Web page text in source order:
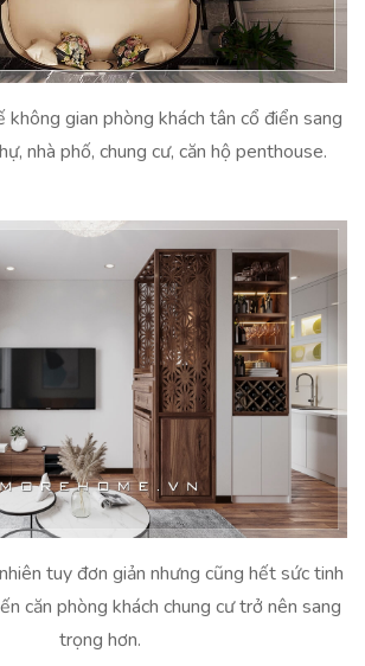
không gian phòng khách tân cổ điển sang
nhà phố, chung cư, căn hộ penthouse.
tuy đơn giản nhưng cũng hết sức tinh
căn phòng khách chung cư trở nên sang
trọng hơn.